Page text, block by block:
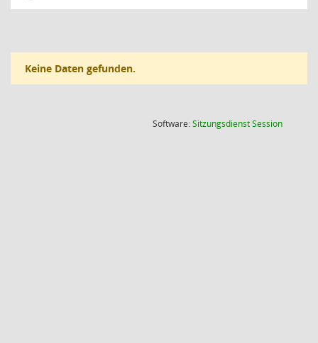
Keine Daten gefunden.
Software:SitzungsdienstSession(Wird in